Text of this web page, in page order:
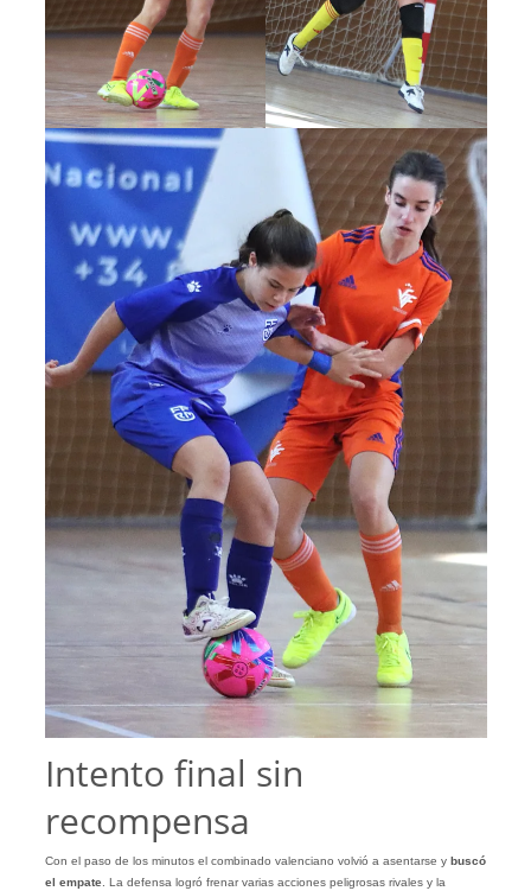
Intento final sin
recompensa
Con el paso de los minutos el combinado valenciano volvió a asentarse ybuscó
el empate. La defensa logró frenar varias acciones peligrosas rivales y la